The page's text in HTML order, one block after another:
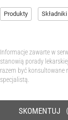
Produkty
Informacje zawarte w
stanowią porady
razem być konsultowane
specjalistą.
SKOMENTUJ